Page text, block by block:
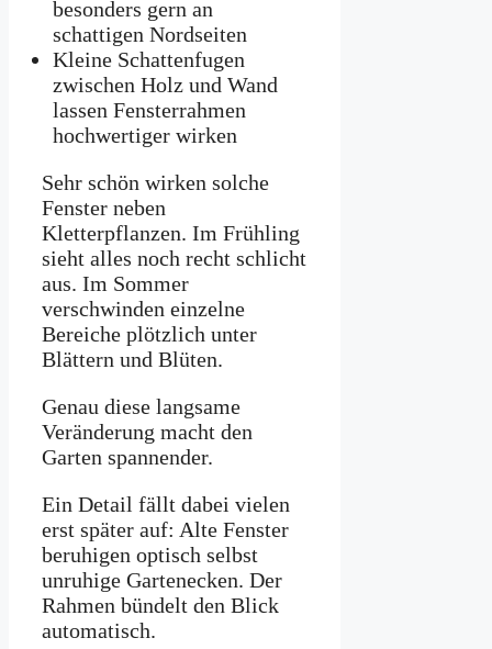
besonders gern an
schattigen Nordseiten
Kleine Schattenfugen
zwischen Holz und Wand
lassen Fensterrahmen
hochwertiger wirken
Sehr schön wirken solche
Fenster neben
Kletterpflanzen. Im Frühling
sieht alles noch recht schlicht
aus. Im Sommer
verschwinden einzelne
Bereiche plötzlich unter
Blättern und Blüten.
Genau diese langsame
Veränderung macht den
Garten spannender.
Ein Detail fällt dabei vielen
erst später auf: Alte Fenster
beruhigen optisch selbst
unruhige Gartenecken. Der
Rahmen bündelt den Blick
automatisch.